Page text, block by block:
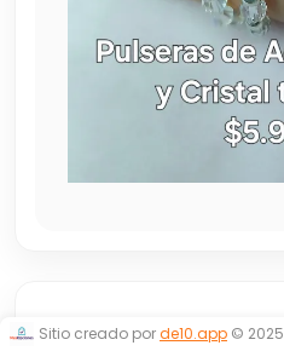
VIBRA
Sitio creado porde10.app © 2025